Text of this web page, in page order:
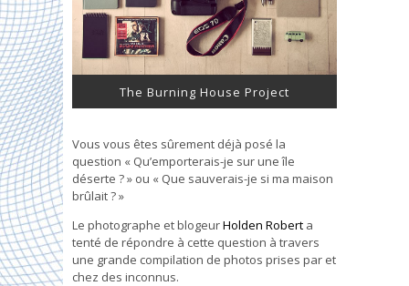
The Burning House Project
Vous vous êtes sûrement déjà posé la
question « Qu’emporterais-je sur une île
déserte ? » ou « Que sauverais-je si ma maison
brûlait ? »
Le photographe et blogeurHolden Robert a
tenté de répondre à cette question à travers
une grande compilation de photos prises par et
chez des inconnus.